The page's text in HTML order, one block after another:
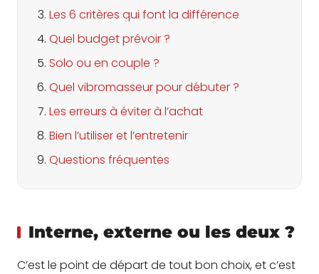
Les 6 critères qui font la différence
Quel budget prévoir ?
Solo ou en couple ?
Quel vibromasseur pour débuter ?
Les erreurs à éviter à l’achat
Bien l’utiliser et l’entretenir
Questions fréquentes
Interne, externe ou les deux ?
C’est le point de départ de tout bon choix, et c’est